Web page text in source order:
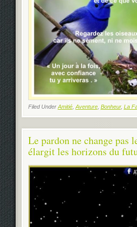
Filed Under Amitié, Aventure, Bonheur, La
Le pardon ne change pas
élargit les horizons du